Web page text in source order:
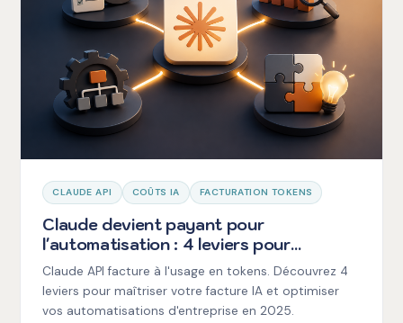
CLAUDE API COÛTS IA FACTURATION TOKENS
Claude devient payant pour
l'automatisation : 4 leviers pour
maîtriser votre facture IA
Claude API facture à l'usage en tokens. Découvrez 4
leviers pour maîtriser votre facture IA et optimiser
vos automatisations d'entreprise en 2025.